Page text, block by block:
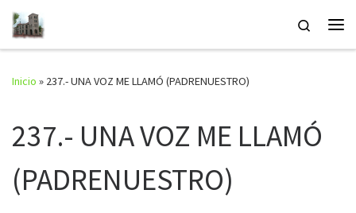
Saltar al contenido Search
Inicio » 237.- UNA VOZ ME LLAMÓ (PADRENUESTRO)
237.- UNA VOZ ME LLAMÓ
(PADRENUESTRO)